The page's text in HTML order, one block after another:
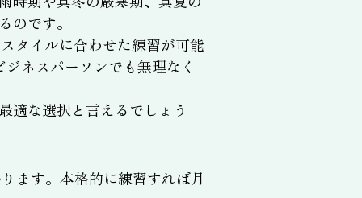
のです。
タイルに合わせた練習が可能
ネスパーソンでも無理なく
適な選択と言えるでしょう
ます。本格的に練習すれば月